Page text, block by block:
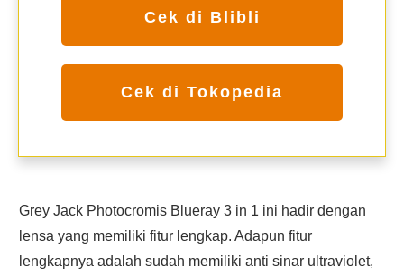
Cek di Blibli
Cek di Tokopedia
Grey Jack Photocromis Blueray 3 in 1 ini hadir dengan
lensa yang memiliki fitur lengkap. Adapun fitur
lengkapnya adalah sudah memiliki anti sinar ultraviolet,